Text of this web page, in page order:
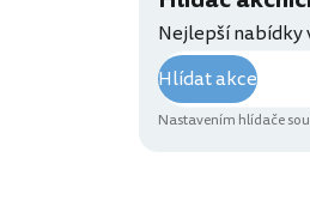
Nejlepší nabídky
Hlídat akce
Nastavením hlídače